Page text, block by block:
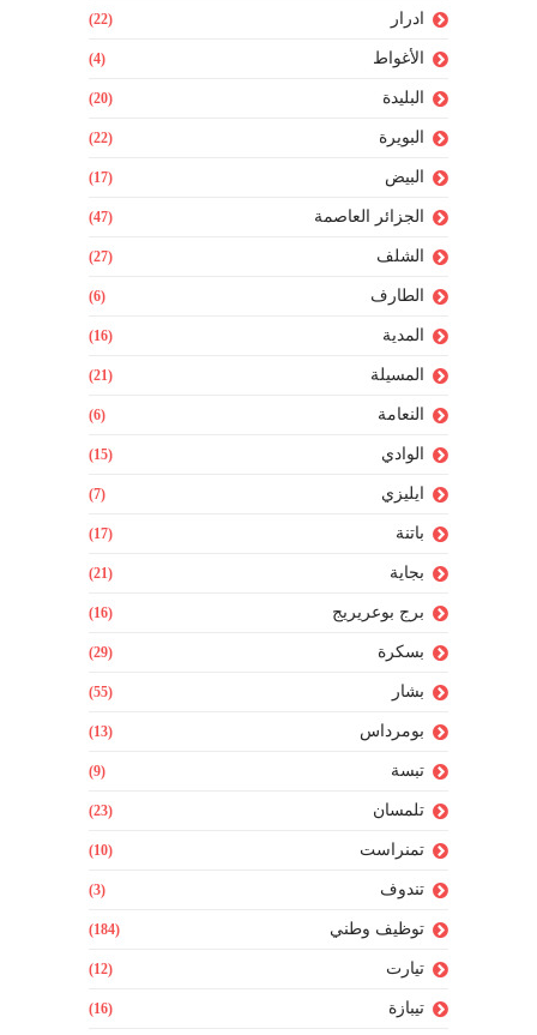
ادرار (22)
الأغواط (4)
البليدة (20)
البويرة (22)
البيض (17)
الجزائر العاصمة (47)
الشلف (27)
الطارف (6)
المدية (16)
المسيلة (21)
النعامة (6)
الوادي (15)
ايليزي (7)
باتنة (17)
بجاية (21)
برج بوعريريج (16)
بسكرة (29)
بشار (55)
بومرداس (13)
تبسة (9)
تلمسان (23)
تمنراست (10)
تندوف (3)
توظيف وطني (184)
تيارت (12)
تيبازة (16)